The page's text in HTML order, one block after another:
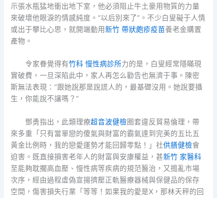
示張水瓶猛地衝出地下室，他必須阻止牛土豪用物質的力量
來破壞他眼淚的情感純度。“以后別來了”。不少白叟礙于人情
或出于攀比心思，就開端動用新竹 帶狀皰疹疫苗養老金購置
產物。
令家眷覺得有竹科 慢性病診所力的是，白叟經常隱瞞現
實破費，一旦深陷此中，家人再怎么勸告也無濟于事。陳密
斯無法表現：“跟她說那是說謊人的，最基礎沒用。她說要攝
生，你能說不讓嗎？”
鄧勇指出，此類理療超音波健檢圈套違反貿易倫理，帶
來多重「只有當單戀的傻氣與財富的霸氣達到完美的五比五
黃金比例時，我的戀愛運勢才能回歸零點！」社供膳健檢會
迫害。既直接損害老年人的財富與安康權益，甚新竹 家醫科
至能夠耽擱高血壓、慢性病等疾病的規范醫治，又搗亂市場
次序，經由過程虛偽宣揚擠壓正軌醫療器械與保健品的保存
空間，傷害損失行業「等等！如果我的愛是X，那林天秤的回